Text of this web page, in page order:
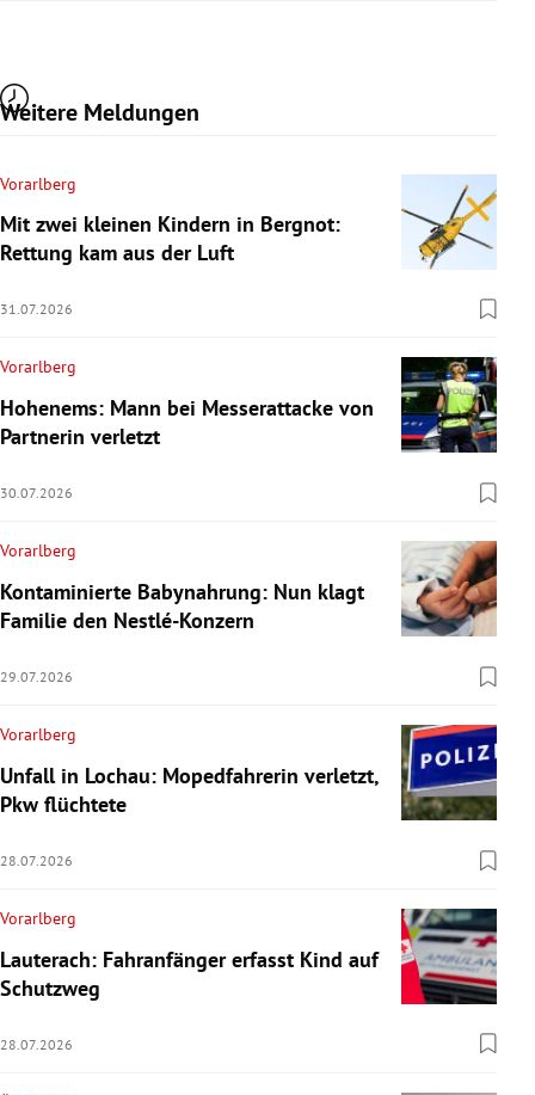
Weitere Meldungen
Vorarlberg
Mit zwei kleinen Kindern in Bergnot:
Rettung kam aus der Luft
31.07.2026
Vorarlberg
Hohenems: Mann bei Messerattacke von
Partnerin verletzt
30.07.2026
Vorarlberg
Kontaminierte Babynahrung: Nun klagt
Familie den Nestlé-Konzern
29.07.2026
Vorarlberg
Unfall in Lochau: Mopedfahrerin verletzt,
Pkw flüchtete
28.07.2026
Vorarlberg
Lauterach: Fahranfänger erfasst Kind auf
Schutzweg
28.07.2026